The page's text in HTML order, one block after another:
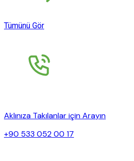
Tümünü Gör
Aklınıza Takılanlar için Arayın
+90 533 052 00 17